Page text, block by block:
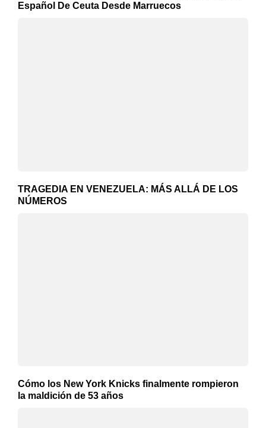
Español De Ceuta Desde Marruecos
TRAGEDIA EN VENEZUELA: MÁS ALLÁ DE LOS
NÚMEROS
Cómo los New York Knicks finalmente rompieron
la maldición de 53 años